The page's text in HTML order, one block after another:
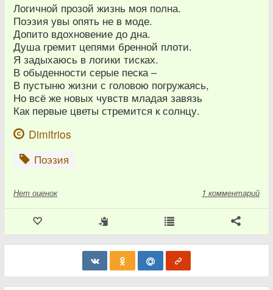
Логичной прозой жизнь моя полна.
Поэзия увы опять не в моде.
Допито вдохновение до дна.
Душа гремит цепями бренной плоти.
Я задыхаюсь в логики тисках.
В обыденности серые песка –
В пустыню жизни с головою погружаясь,
Но всё же новых чувств младая завязь
Как первые цветы стремится к солнцу.
Dimitrios
Поэзия
Нет оценок 1 комментарий